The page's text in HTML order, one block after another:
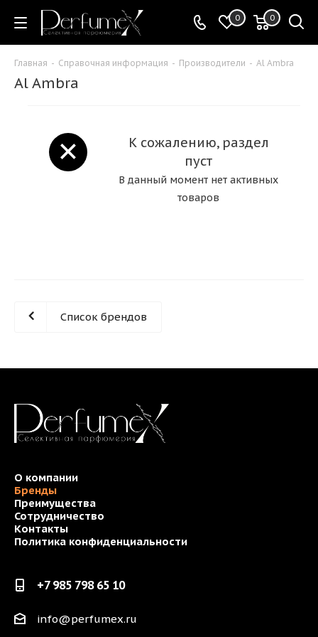
0 0
Главная - Справочная информация - Производители - Al Ambra
Al Ambra
К сожалению, раздел
пуст
В данный момент нет активных
товаров
Список брендов
О компании
Бренды
Преимущества
Сотрудничество
Контакты
Политика конфиденциальности
+7 985 798 65 10
info@perfumex.ru